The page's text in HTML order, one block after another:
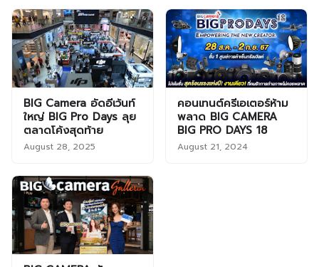
BIG Camera อัดอีเว้นท์
ใหญ่ BIG Pro Days ลุย
ตลาดโค้งสุดท้าย
August 28, 2025
คอนเทนต์ครีเอเตอร์ห้าม
พลาด BIG CAMERA
BIG PRO DAYS 18
August 21, 2024